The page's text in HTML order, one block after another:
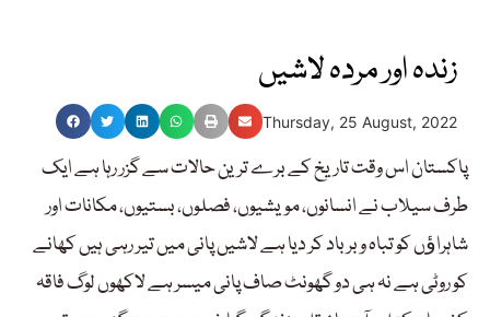
زندہ اور مردہ لاشیں
Thursday, 25 August, 2022
پاکستان اس وقت تاریخ کے برے ترین حالات سے گزر رہا ہے ایک
طرف سیلاب نے انسانوں، مویشیوں، فصلوں، بستیوں، مکانات اور
شاہراﺅں کو تباہ و بر باد کر دیا ہے لاشیں پانی میں تیر رہی ہیں کھانے
کو روٹی ہے نہ ہی دو گھونٹ صاف پانی میسر ہے لاکھوں لوگ فاقہ